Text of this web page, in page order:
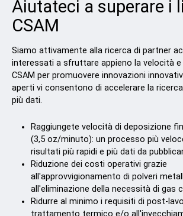
Aiutateci a superare i
CSAM
Siamo attivamente alla ricerca di partner
interessati a sfruttare appieno la velocità
CSAM per promuovere innovazioni
aperti vi consentono di accelerare la
più dati.
Raggiungete velocità di deposizione
(3,5 oz/minuto): un processo più
risultati più rapidi e più dati da
Riduzione dei costi operativi grazie
all'approvvigionamento di polveri
all'eliminazione della necessità di gas
Ridurre al minimo i requisiti di post-
trattamento termico e/o